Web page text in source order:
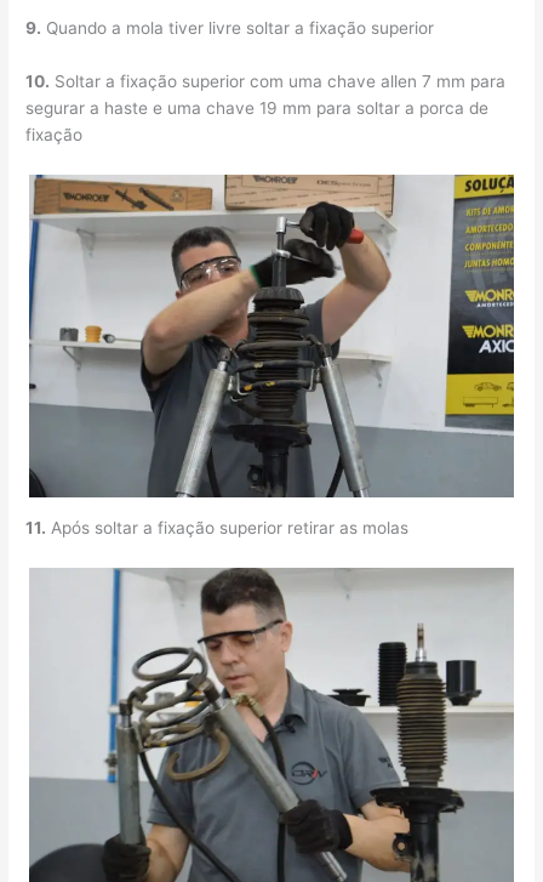
9. Quando a mola tiver livre soltar a fixação superior
10. Soltar a fixação superior com uma chave allen 7 mm para
segurar a haste e uma chave 19 mm para soltar a porca de
fixação
11. Após soltar a fixação superior retirar as molas